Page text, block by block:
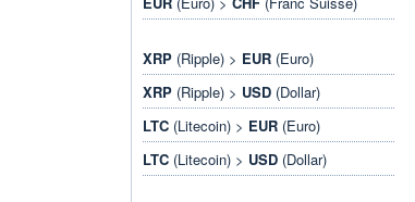
XRP (Ripple) > EUR (Euro)
XRP (Ripple) > USD (Dollar)
LTC (Litecoin) > EUR (Euro)
LTC (Litecoin) > USD (Dollar)